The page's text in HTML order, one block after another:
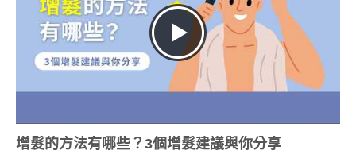
增髮的方法有哪些？3個增髮建議與你分享